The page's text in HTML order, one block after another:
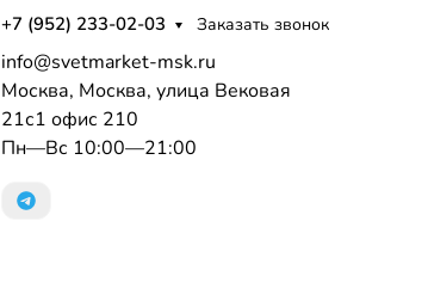
+7 (952) 233-02-03 Заказать звонок
info@svetmarket-msk.ru
Москва, Москва, улица Вековая
21с1 офис 210
Пн—Вс 10:00—21:00